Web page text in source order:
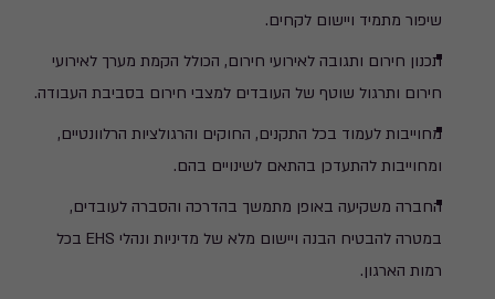
שיפור מתמיד ויישום לקחים.
תכנון חירום ותגובה לאירועי חירום, הכולל הקמת מערך לאירועי
חירום ותרגול שוטף של העובדים למצבי חירום בסביבת העבודה.
מחוייבות לעמוד בכל התקנים, החוקים והרגולציות הרלוונטיים,
ומחוייבות להתעדכן בהתאם לשינויים בהם.
החברה משקיעה באופן מתמשך בהדרכה והסברה לעובדים,
במטרה להבטיח הבנה ויישום מלא של מדיניות ונהלי EHS בכל
רמות הארגון.